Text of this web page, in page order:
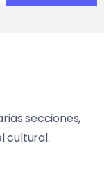
secciones,
cultural.